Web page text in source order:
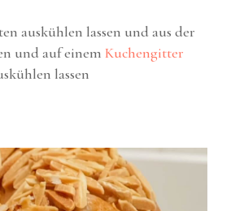
auskühlen lassen und aus der
und auf einem Kuchengitter
lassen